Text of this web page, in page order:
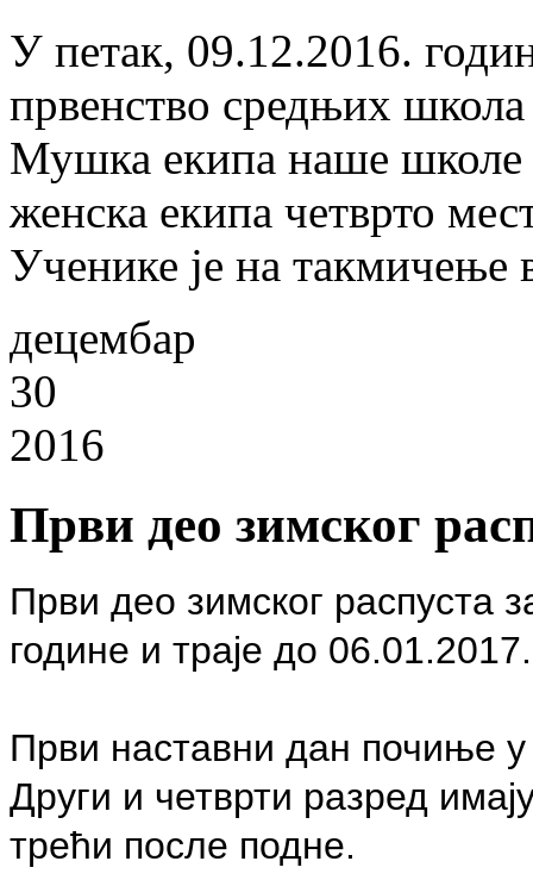
У петак, 09.12.2016.
првенство средњих
Мушка екипа наше школе
женска екипа четврто
Ученике је на
децембар
30
2016
Први део зимског
Први део зимског распуста
године и траје до
Први наставни дан почиње
Други и четврти разред
трећи после подне.